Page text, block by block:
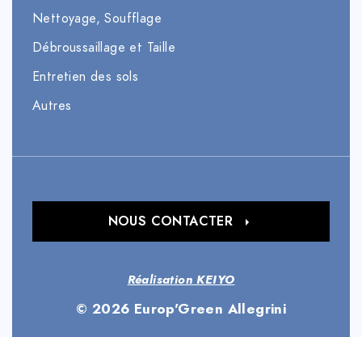
Nettoyage, Soufflage
Débroussaillage et Taille
Entretien des sols
Autres
© 2026 Europ'Green Allegrini
Réalisation KEIYO
NOUS CONTACTER